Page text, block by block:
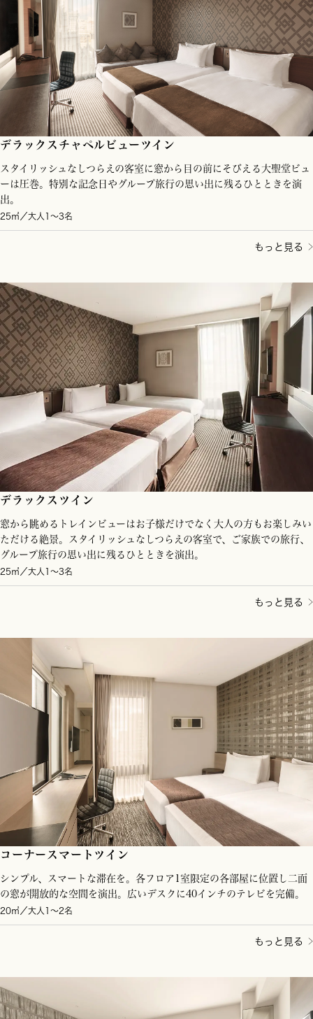
デラックスチャペルビューツイン
スタイリッシュなしつらえの客室に窓から目の前にそびえる大聖堂ビュ
ーは圧巻。特別な記念日やグループ旅行の思い出に残るひとときを演
出。
25㎡／大人1～3名
もっと見る
デラックスツイン
窓から眺めるトレインビューはお子様だけでなく大人の方もお楽しみい
ただける絶景。スタイリッシュなしつらえの客室で、ご家族での旅行、
グループ旅行の思い出に残るひとときを演出。
25㎡／大人1～3名
もっと見る
コーナースマートツイン
シンプル、スマートな滞在を。各フロア1室限定の各部屋に位置し二面
の窓が開放的な空間を演出。広いデスクに40インチのテレビを完備。
20㎡／大人1～2名
もっと見る